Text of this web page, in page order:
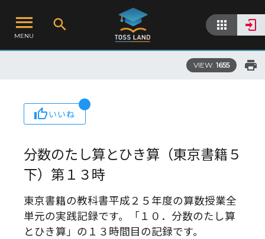
MENU
VIEW: 1655
いいね
分数のたし算とひき算（東京書籍５
下）第１３時
東京書籍の教科書平成２５年度の算数授業全
単元の実践記録です。「１０．分数のたし算
とひき算」の１３時間目の記録です。